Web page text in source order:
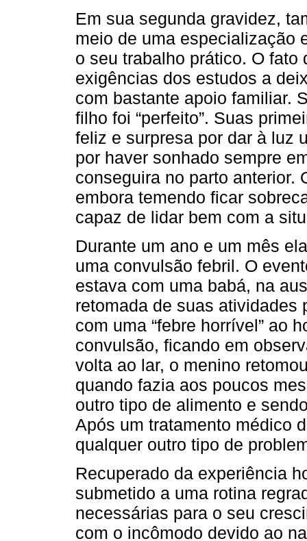
Em sua segunda gravidez,
meio de uma especialização
o seu trabalho prático. O
exigências dos estudos a
com bastante apoio familiar.
filho foi “perfeito”. Suas
feliz e surpresa por dar à luz
por haver sonhado sempre
conseguira no parto anterior.
embora temendo ficar
capaz de lidar bem com a
Durante um ano e um mês
uma convulsão febril. O
estava com uma babá, na
retomada de suas atividades
com uma “febre horrível” ao
convulsão, ficando em
volta ao lar, o menino
quando fazia aos poucos
outro tipo de alimento e
Após um tratamento médico
qualquer outro tipo de
Recuperado da experiência
submetido a uma rotina
necessárias para o seu
com o incômodo devido ao